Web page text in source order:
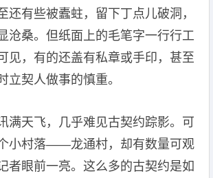
还有些被蠹蛀，留下丁点儿破洞，
沧桑。但纸面上的毛笔字一行行工
见，有的还盖有私章或手印，甚至
立契人做事的慎重。
满天飞，几乎难见古契约踪影。可
小村落——龙通村，却有数量可观
者眼前一亮。这么多的古契约是如